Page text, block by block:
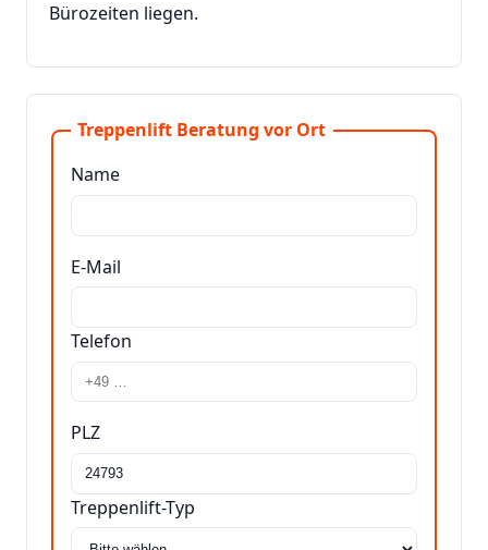
Bürozeiten liegen.
Treppenlift Beratung vor Ort
Name
E-Mail
Telefon
PLZ
Treppenlift-Typ